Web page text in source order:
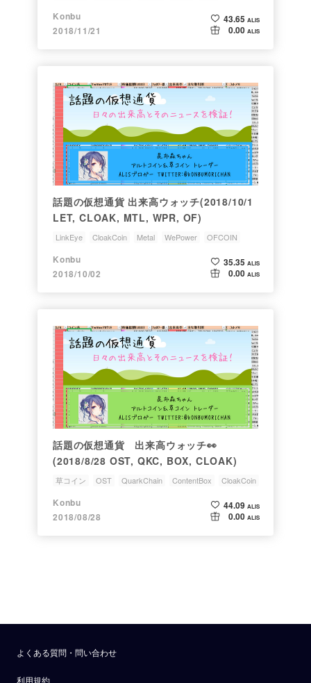
Konbu
2018/11/21
43.65 ALIS
0.00 ALIS
話題の仮想通貨 出来高ウォッチ(2018/10/1
LET, CLOAK, MTL, WPR, OF)
LinkEye CloakCoin Metal WePower OFCOIN
Konbu
2018/10/02
35.35 ALIS
0.00 ALIS
話題の仮想通貨 出来高ウォッチ👀
(2018/8/28 OST, QKC, BOX, CLOAK)
草コイン OST QuarkChain ContentBox CloakCoin
Konbu
2018/08/28
44.09 ALIS
0.00 ALIS
よくある質問・問い合わせ
利用規約